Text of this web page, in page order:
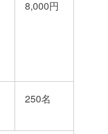
8,000円
250名